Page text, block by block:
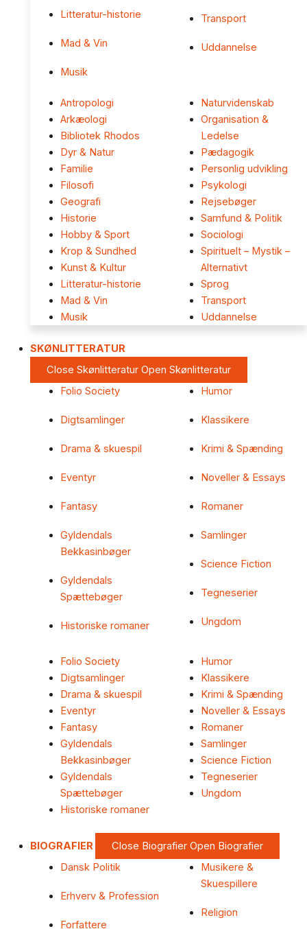
Litteratur-historie
Mad & Vin
Musik
Transport
Uddannelse
Antropologi
Arkæologi
Bibliotek Rhodos
Dyr & Natur
Familie
Filosofi
Geografi
Historie
Hobby & Sport
Krop & Sundhed
Kunst & Kultur
Litteratur-historie
Mad & Vin
Musik
Naturvidenskab
Organisation &
Ledelse
Pædagogik
Personlig udvikling
Psykologi
Rejsebøger
Samfund & Politik
Sociologi
Spirituelt – Mystik –
Alternativt
Sprog
Transport
Uddannelse
SKØNLITTERATUR
Close Skønlitteratur Open Skønlitteratur
Folio Society
Digtsamlinger
Drama & skuespil
Eventyr
Fantasy
Gyldendals
Bekkasinbøger
Gyldendals
Spættebøger
Historiske romaner
Humor
Klassikere
Krimi & Spænding
Noveller & Essays
Romaner
Samlinger
Science Fiction
Tegneserier
Ungdom
Folio Society
Digtsamlinger
Drama & skuespil
Eventyr
Fantasy
Gyldendals
Bekkasinbøger
Gyldendals
Spættebøger
Historiske romaner
Humor
Klassikere
Krimi & Spænding
Noveller & Essays
Romaner
Samlinger
Science Fiction
Tegneserier
Ungdom
BIOGRAFIER Close Biografier Open Biografier
Dansk Politik
Erhverv & Profession
Forfattere
Musikere &
Skuespillere
Religion